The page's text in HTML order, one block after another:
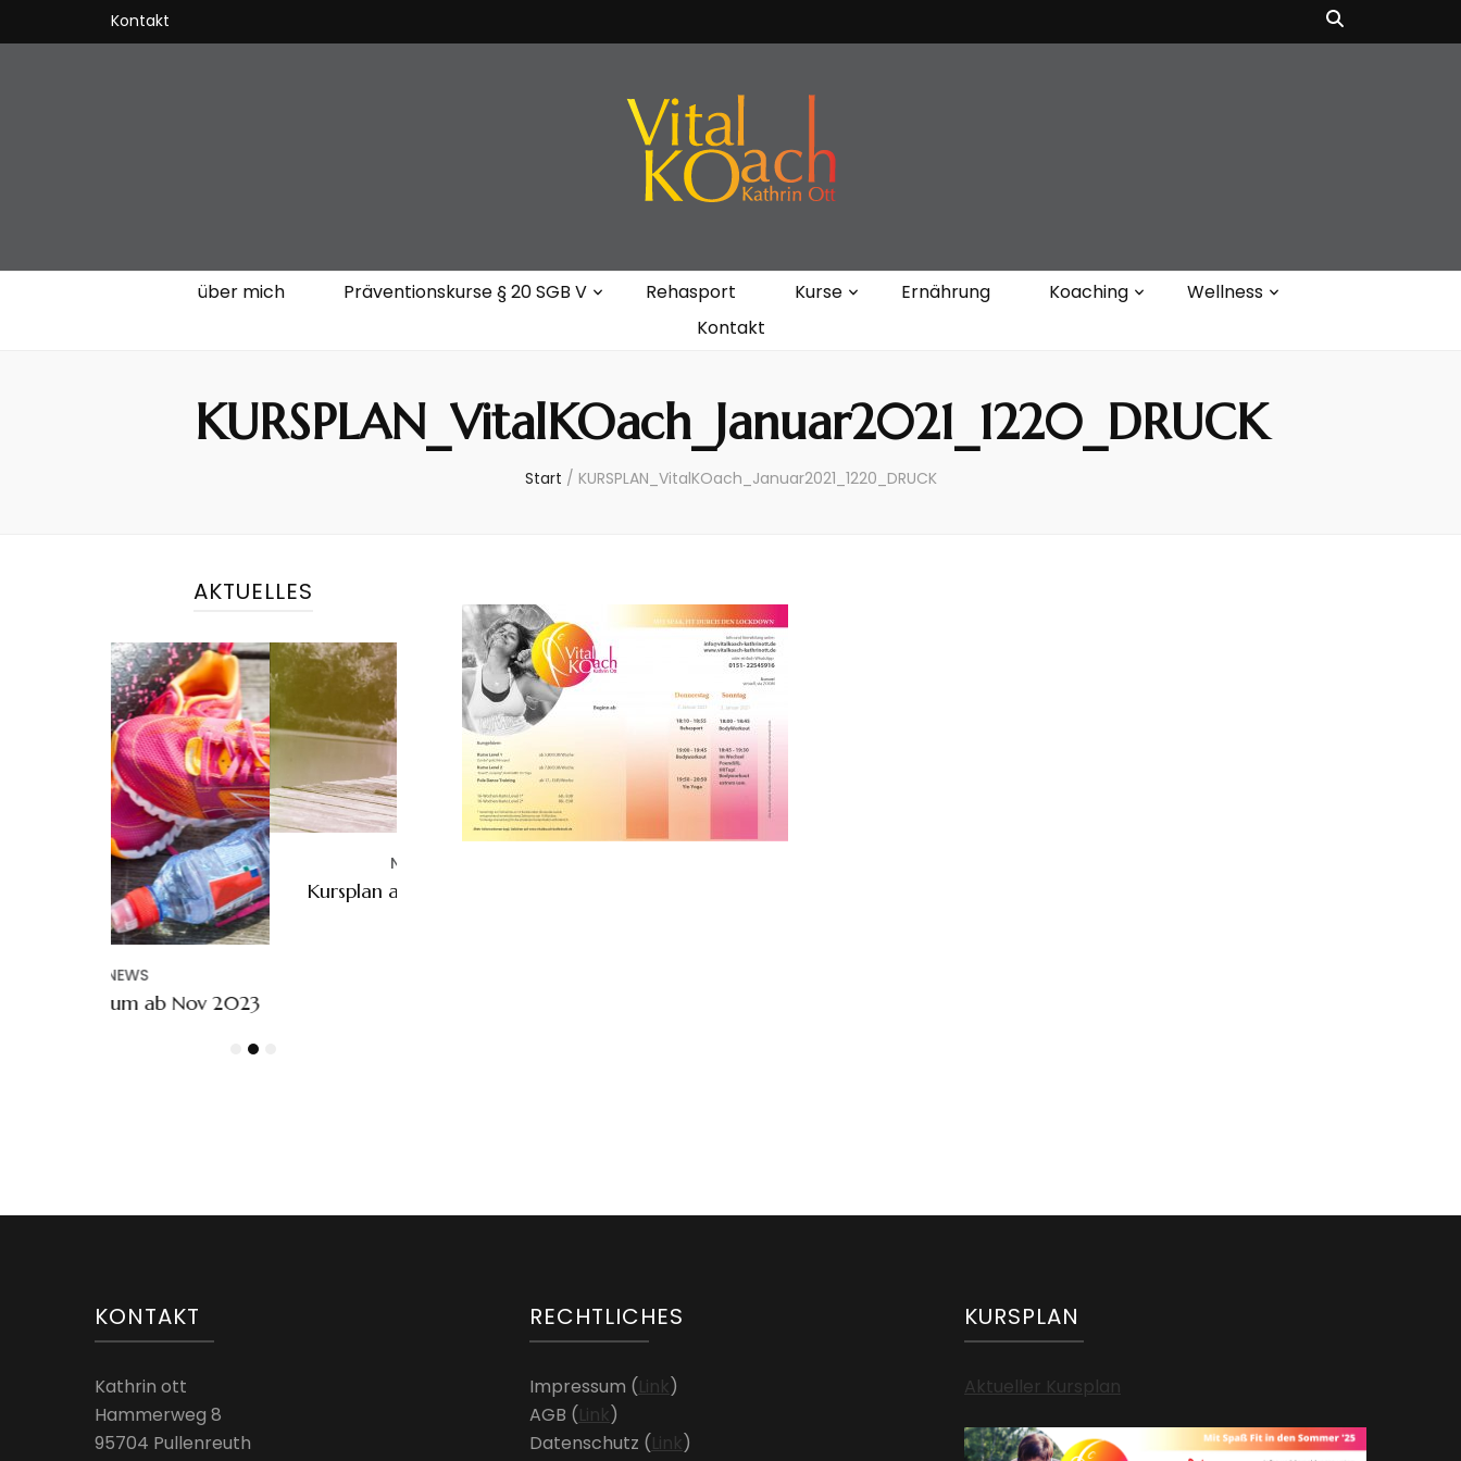
Kontakt
über mich Präventionskurse § 20 SGB V Rehasport Kurse Ernährung Koaching
Wellness
Kontakt
KURSPLAN_VitalKOach_Januar2021_1220_DRUCK
Start / KURSPLAN_VitalKOach_Januar2021_1220_DRUCK
AKTUELLES
NEWS
Kursplan ab März 2025
KONTAKT
Kathrin ott
Hammerweg 8
95704 Pullenreuth
RECHTLICHES
Impressum (Link)
AGB (Link)
Datenschutz (Link)
KURSPLAN
Aktueller Kursplan